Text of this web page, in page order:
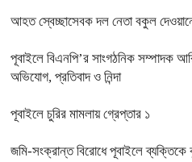
আহত স্বেচ্ছাসেবক দল নেতা বকুল
পূবাইলে বিএনপি’র সাংগঠনিক সম্পাদক
অভিযোগ, প্রতিবাদ ও নিন্দা
পূবাইলে চুরির মামলায় গ্রেপ্তার ১
জমি-সংক্রান্ত বিরোধে পূবাইলে